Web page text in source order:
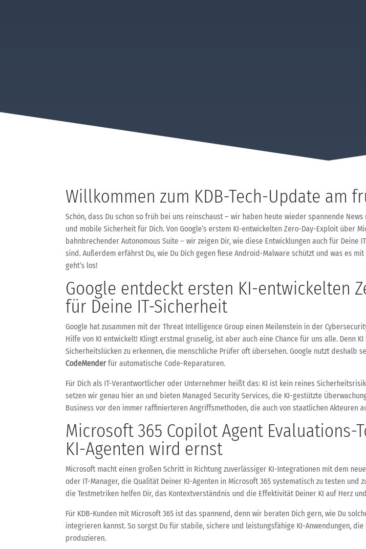
Willkommen zum KDB-Tech-Update am
Schön, dass Du schon so früh bei uns reinschaust – wir haben heute wieder spannende
und mobile Sicherheit für Dich. Von Google’s erstem KI-entwickelten Zero-Day-Exploit über
bahnbrechender Autonomous Suite – wir zeigen Dir, wie diese Entwicklungen auch für
sind. Außerdem erfährst Du, wie Du Dich gegen fiese Android-Malware schützt und was es
geht’s los!
Google entdeckt ersten KI-entwickelten
für Deine IT-Sicherheit
Google hat zusammen mit der Threat Intelligence Group einen Meilenstein in der
Hilfe von KI entwickelt! Klingt erstmal gruselig, ist aber auch eine Chance für uns alle. Denn
Sicherheitslücken zu erkennen, die menschliche Prüfer oft übersehen. Google nutzt deshalb
CodeMender für automatische Code-Reparaturen.
Für Dich als IT-Verantwortlicher oder Unternehmer heißt das: KI ist kein reines
setzen wir genau hier an und bieten Managed Security Services, die KI-gestützte
Business vor den immer raffinierteren Angriffsmethoden, die auch von staatlichen Akteuren
Microsoft 365 Copilot Agent
KI-Agenten wird ernst
Microsoft macht einen großen Schritt in Richtung zuverlässiger KI-Integrationen mit dem
oder IT-Manager, die Qualität Deiner KI-Agenten in Microsoft 365 systematisch zu testen
die Testmetriken helfen Dir, das Kontextverständnis und die Effektivität Deiner KI auf Herz
Für KDB-Kunden mit Microsoft 365 ist das spannend, denn wir beraten Dich gern, wie Du
integrieren kannst. So sorgst Du für stabile, sichere und leistungsfähige KI-Anwendungen,
produzieren.